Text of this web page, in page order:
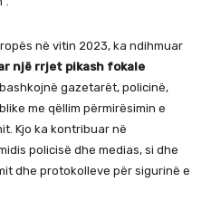
në vitin 2023, ka ndihmuar
një rrjet pikash fokale
gazetarët, policinë,
me qëllim përmirësimin e
Kjo ka kontribuar në
policisë dhe medias, si dhe
dhe protokolleve për sigurinë e